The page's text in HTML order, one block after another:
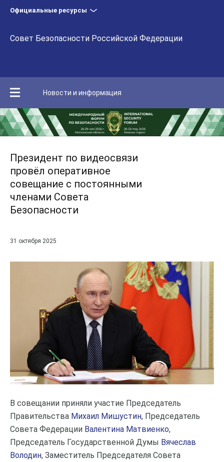
Официальные ресурсы
Совет Безопасности Российской Федерации
Новости и информация
Президент по видеосвязи
провёл оперативное
совещание с постоянными
членами Совета
Безопасности
31 октября 2025
В совещании приняли участие Председатель
Правительства Михаил Мишустин, Председатель
Совета Федерации Валентина Матвиенко,
Председатель Государственной Думы Вячеслав
Володин, Заместитель Председателя Совета